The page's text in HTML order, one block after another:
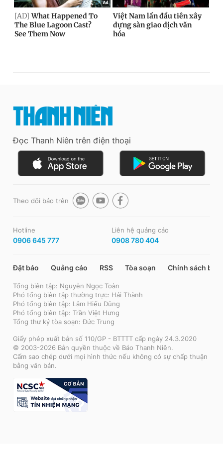
Đọc Thanh Niên trên điện thoại
Theo dõi báo trên
Hotline
0906 645 777
Liên hệ quảng cáo
0908 780 404
Đặt báo Quảng cáo RSS Tòa soạn Chính sách bảo
Tổng biên tập: Nguyễn Ngọc Toàn
Phó tổng biên tập thường trực: Hải Thành
Phó tổng biên tập: Lâm Hiếu Dũng
Phó tổng biên tập: Trần Việt Hưng
Tổng thư ký tòa soạn: Đức Trung
Giấy phép xuất bản số 110/GP - BTTTT cấp ngày 24.3.2020
© 2003-2026 Bản quyền thuộc về Báo Thanh Niên.
Cấm sao chép dưới mọi hình thức nếu không có sự chấp thuận
bằng văn bản.